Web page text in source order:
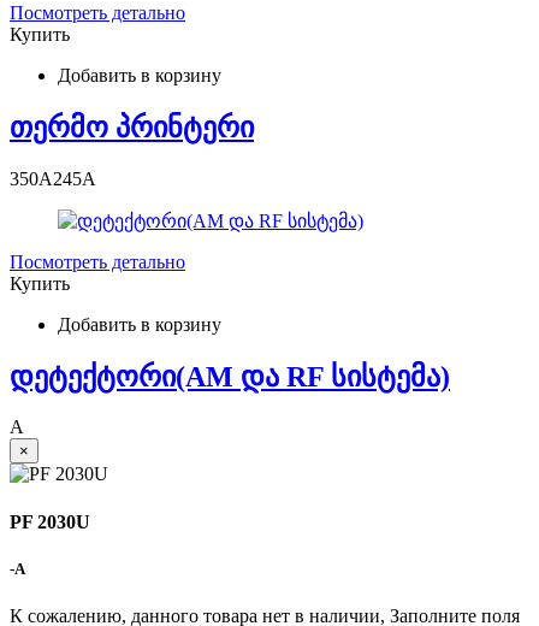
Посмотреть детально
Купить
Добавить в корзину
თერმო პრინტერი
350A245A
Посмотреть детально
Купить
Добавить в корзину
დეტექტორი(AM და RF სისტემა)
A
×
PF 2030U
-A
К сожалению, данного товара нет в наличии, Заполните поля